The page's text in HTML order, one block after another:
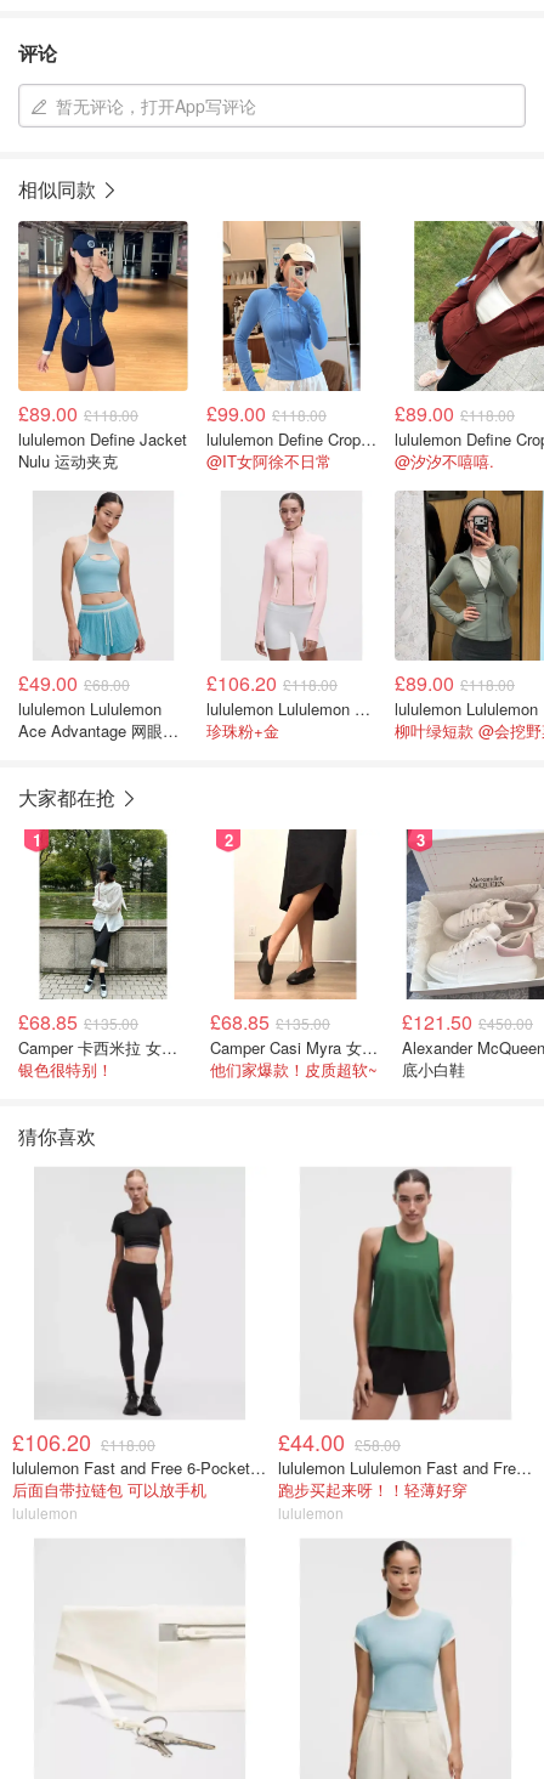
评论
暂无评论，打开App写评论
相似同款
£89.00 £118.00
lululemon Define Jacket
Nulu 运动夹克
£99.00 £118.00
lululemon Define Cropped Nulu短款外套
@IT女阿徐不日常
£89.00 £118.00
@汐汐不嘻嘻.
£49.00 £68.00
lululemon Lululemon
Ace Advantage 网眼拼
£106.20 £118.00
lululemon Lululemon Define Cropped Nulu短款夹克
珍珠粉+金
£89.00 £118.00
柳叶绿短款 @会挖
大家都在抢
1
£68.85 £135.00
Camper 卡西米拉 女士鞋子
银色很特别！
2
£68.85 £135.00
Camper Casi Myra 女士乐福鞋
他们家爆款！皮质超软~
3
£121.50 £450.00
Alexander
底小白鞋
猜你喜欢
£106.20 £118.00
lululemon Fast and Free 6-Pocket 高腰紧身裤 25英寸
后面自带拉链包 可以放手机
lululemon
£44.00 £58.00
lululemon Lululemon Fast and Free 女士背心
跑步买起来呀！！轻薄好穿
lululemon